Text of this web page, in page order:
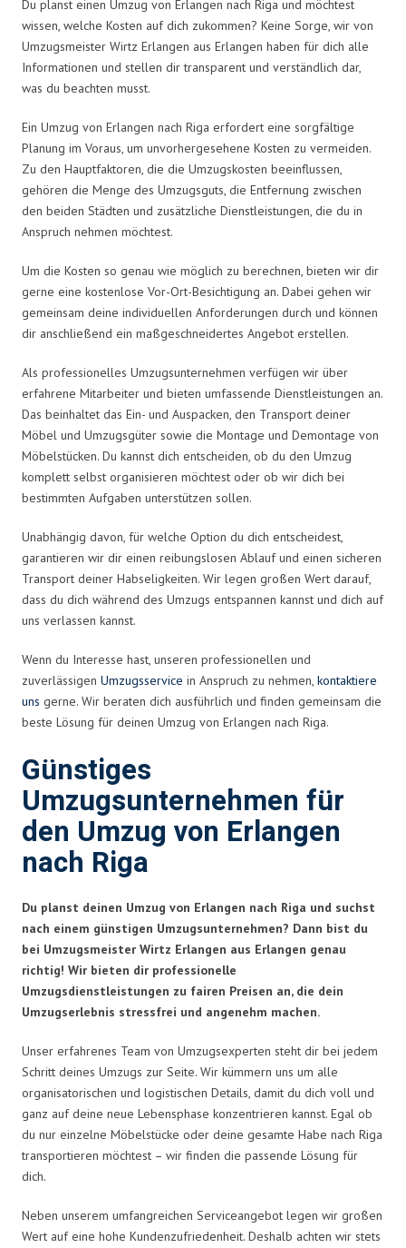
Du planst einen Umzug von Erlangen nach Riga und möchtest
wissen, welche Kosten auf dich zukommen? Keine Sorge, wir von
Umzugsmeister Wirtz Erlangen aus Erlangen haben für dich alle
Informationen und stellen dir transparent und verständlich dar,
was du beachten musst.
Ein Umzug von Erlangen nach Riga erfordert eine sorgfältige
Planung im Voraus, um unvorhergesehene Kosten zu vermeiden.
Zu den Hauptfaktoren, die die Umzugskosten beeinflussen,
gehören die Menge des Umzugsguts, die Entfernung zwischen
den beiden Städten und zusätzliche Dienstleistungen, die du in
Anspruch nehmen möchtest.
Um die Kosten so genau wie möglich zu berechnen, bieten wir dir
gerne eine kostenlose Vor-Ort-Besichtigung an. Dabei gehen wir
gemeinsam deine individuellen Anforderungen durch und können
dir anschließend ein maßgeschneidertes Angebot erstellen.
Als professionelles Umzugsunternehmen verfügen wir über
erfahrene Mitarbeiter und bieten umfassende Dienstleistungen an.
Das beinhaltet das Ein- und Auspacken, den Transport deiner
Möbel und Umzugsgüter sowie die Montage und Demontage von
Möbelstücken. Du kannst dich entscheiden, ob du den Umzug
komplett selbst organisieren möchtest oder ob wir dich bei
bestimmten Aufgaben unterstützen sollen.
Unabhängig davon, für welche Option du dich entscheidest,
garantieren wir dir einen reibungslosen Ablauf und einen sicheren
Transport deiner Habseligkeiten. Wir legen großen Wert darauf,
dass du dich während des Umzugs entspannen kannst und dich auf
uns verlassen kannst.
Wenn du Interesse hast, unseren professionellen und
zuverlässigen Umzugsservice in Anspruch zu nehmen, kontaktiere
uns gerne. Wir beraten dich ausführlich und finden gemeinsam die
beste Lösung für deinen Umzug von Erlangen nach Riga.
Günstiges
Umzugsunternehmen für
den Umzug von Erlangen
nach Riga
Du planst deinen Umzug von Erlangen nach Riga und suchst
nach einem günstigen Umzugsunternehmen? Dann bist du
bei Umzugsmeister Wirtz Erlangen aus Erlangen genau
richtig! Wir bieten dir professionelle
Umzugsdienstleistungen zu fairen Preisen an, die dein
Umzugserlebnis stressfrei und angenehm machen.
Unser erfahrenes Team von Umzugsexperten steht dir bei jedem
Schritt deines Umzugs zur Seite. Wir kümmern uns um alle
organisatorischen und logistischen Details, damit du dich voll und
ganz auf deine neue Lebensphase konzentrieren kannst. Egal ob
du nur einzelne Möbelstücke oder deine gesamte Habe nach Riga
transportieren möchtest – wir finden die passende Lösung für
dich.
Neben unserem umfangreichen Serviceangebot legen wir großen
Wert auf eine hohe Kundenzufriedenheit. Deshalb achten wir stets